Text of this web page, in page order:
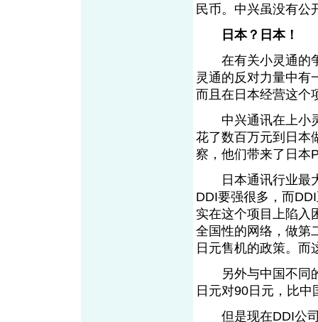
民币。中兴虽没有公
日本？日本！
在有关小灵通的争
灵通的反对力量中有
而且在日本经营这个
中兴通讯在上小灵
花了数百万元到日本
察，他们带来了日本
日本通讯行业最大
DDI要强很多，而
实在这个项目上陷入
全国性的网络，做第
日元售机的政策。而
另外与中国不同的
日元对90日元，比
但是现在DDI公司